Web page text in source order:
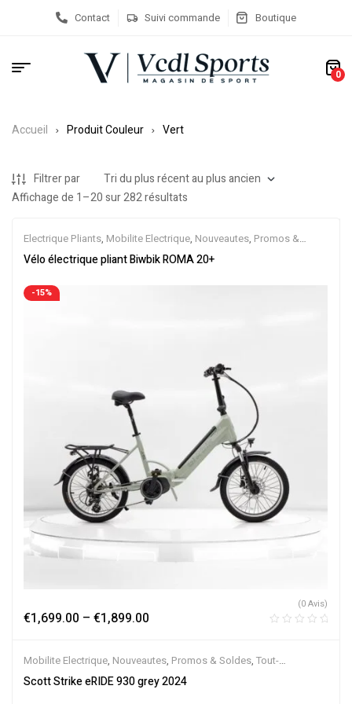
Contact Suivi commande Boutique
0
Accueil Produit Couleur Vert
Filtrer par
Affichage de 1–20 sur 282 résultats
Electrique Pliants, Mobilite Electrique, Nouveautes, Promos &
Soldes,Vélo électrique ville,Velos Electriques
Vélo électrique pliant Biwbik ROMA 20+
-15%
€1,699.00 – €1,899.00
(0 Avis)
Mobilite Electrique, Nouveautes, Promos & Soldes, Tout-
Suspendus,Vélo électrique ville,Velos Electriques
Scott Strike eRIDE 930 grey 2024